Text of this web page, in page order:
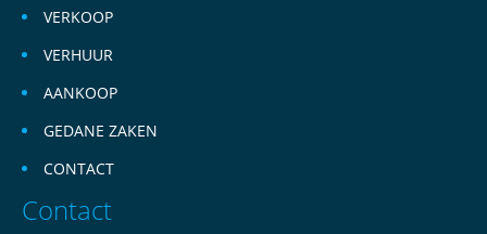
VERKOOP
VERHUUR
AANKOOP
GEDANE ZAKEN
CONTACT
Contact